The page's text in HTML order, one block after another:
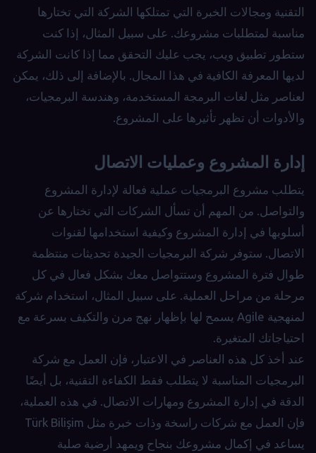
التقنية ومجالات الخبرة التي تمتلكها الشركة التي تختارها
مناسبة لمتطلبات مشروعك. على سبيل المثال، إذا كنت
ستطور تطبيق ويب، يجب عليك التحقق مما إذا كانت الشركة
لديها المعرفة الكافية في هذا المجال. بالإضافة إلى ذلك، يمكن
لعناصر مثل لغات البرمجة المستخدمة، وهندسة البرمجيات،
والأدوات أن تظهر تأثيرها على المشروع.
إدارة المشروع وعمليات الاتصال
يتطلب مشروع البرمجيات عملية فعالة لإدارة المشروع
والتواصل. من المهم أن تسأل الشركات التي تختارها عن
أسلوبها في إدارة المشروع وكيفية استخدامها لقنوات
الاتصال. ستوفر شركة البرمجيات الجيدة تحديثات منتظمة
طوال فترة المشروع وستتواصل معك بشكل فعال في كل
مرحلة من مراحل العملية. على سبيل المثال، استخدام شركة
لمنهجية Agile يسمح لها بإظهار نهج مرن والتكيف بسرعة مع
احتياجاتك المتغيرة.
عند أخذ كل هذه العناصر في الاعتبار، فإن العمل مع شركة
البرمجيات المناسبة لا يتطلب فقط الكفاءة التقنية، بل أيضًا
الدقة في إدارة المشروع ومهارات الاتصال. في هذه العملية،
فإن العمل مع شركات راسخة وذات خبرة مثل Türk Bilişim
يساعد في إكمال مشروعك بنجاح ويمهد أرضية صلبة